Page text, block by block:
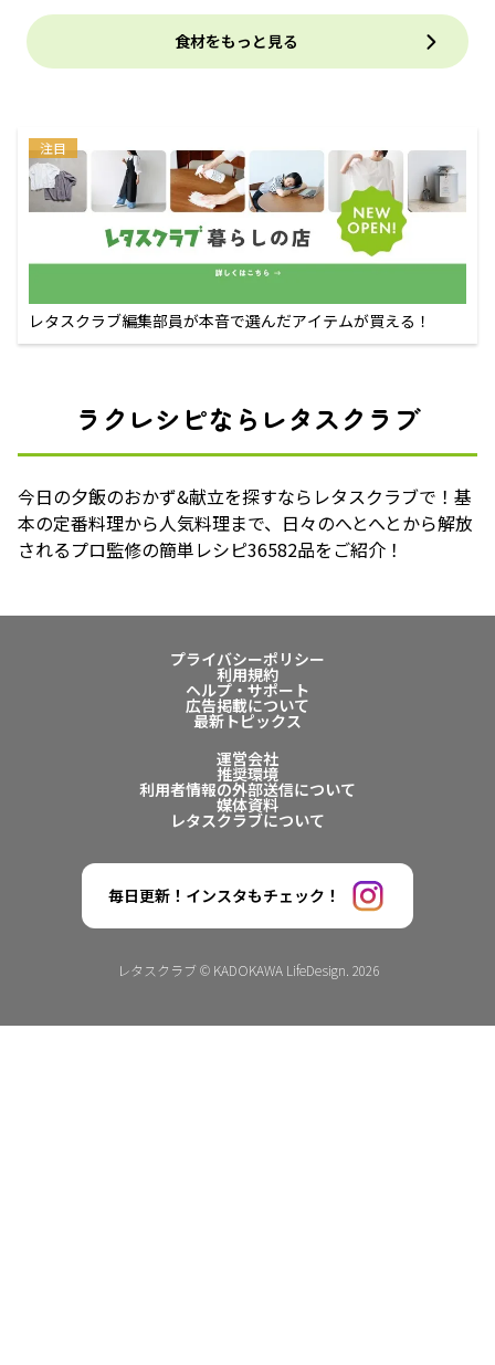
食材をもっと見る
注目
レタスクラブ編集部員が本音で選んだアイテムが買える！
ラクレシピならレタスクラブ
今日の夕飯のおかず&献立を探すならレタスクラブで！基
本の定番料理から人気料理まで、日々のへとへとから解放
されるプロ監修の簡単レシピ36582品をご紹介！
プライバシーポリシー
利用規約
ヘルプ・サポート
広告掲載について
最新トピックス
運営会社
推奨環境
利用者情報の外部送信について
媒体資料
レタスクラブについて
毎日更新！インスタもチェック！
レタスクラブ © KADOKAWA LifeDesign. 2026